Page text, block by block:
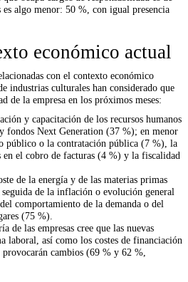
algo menor: 50 %, con igual presencia
económico actual
con el contexto económico
industrias culturales han considerado que
de la empresa en los próximos meses:
y capacitación de los recursos humanos
fondos Next Generation (37 %); en menor
público o la contratación pública (7 %), la
en el cobro de facturas (4 %) y la fiscalidad
de la energía y de las materias primas
de la inflación o evolución general
comportamiento de la demanda o del
(75 %).
de las empresas cree que las nuevas
laboral, así como los costes de financiación
cambios (69 % y 62 %,